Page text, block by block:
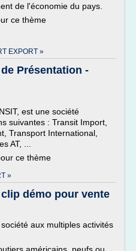
de l'économie du pays.
ce thème
EXPORT »
Présentation -
est une société
suivantes : Transit Import,
Transport International,
AT, ...
ce thème
»
démo pour vente
aux multiples activités